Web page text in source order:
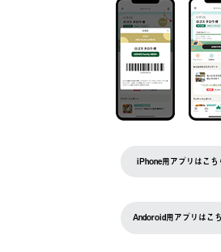
iPhone用アプリはこち
Andoroid用アプリはこ